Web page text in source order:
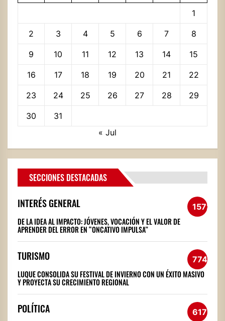
1
2 3 4 5 6 7 8
9 10 11 12 13 14 15
16 17 18 19 20 21 22
23 24 25 26 27 28 29
30
31
« Jul
SECCIONES DESTACADAS
INTERÉS GENERAL 1572
DE LA IDEA AL IMPACTO: JÓVENES, VOCACIÓN Y EL VALOR DE
APRENDER DEL ERROR EN “ONCATIVO IMPULSA”
TURISMO 774
LUQUE CONSOLIDA SU FESTIVAL DE INVIERNO CON UN ÉXITO MASIVO
Y PROYECTA SU CRECIMIENTO REGIONAL
POLÍTICA 617